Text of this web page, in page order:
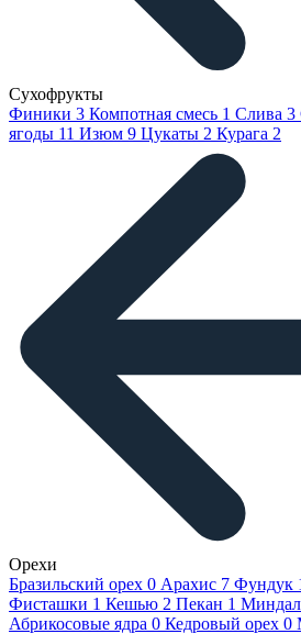
Сухофрукты
Финики 3 Компотная смесь 1 Слива 3
ягоды 11 Изюм 9 Цукаты 2 Курага 2
Орехи
Бразильский орех 0 Арахис 7 Фундук
Фисташки 1 Кешью 2 Пекан 1
Абрикосовые ядра 0 Кедровый орех 0